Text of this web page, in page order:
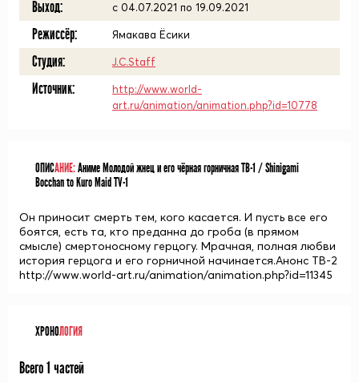
Выход: c 04.07.2021 по 19.09.2021
Режиссёр: Ямакава Ёсики
Студия: J.C.Staff
Источник:
http://www.world-
art.ru/animation/animation.php?id=10778
ОПИСАНИЕ:Аниме Молодой жнец и его чёрная горничная ТВ-1 / Shinigami
Bocchan to Kuro Maid TV-1
Он приносит смерть тем, кого касается. И пусть все его
боятся, есть та, кто преданна до гроба (в прямом
смысле) смертоносному герцогу. Мрачная, полная любви
история герцога и его горничной начинается.Анонс ТВ-2
http://www.world-art.ru/animation/animation.php?id=11345
ХРОНОЛОГИЯ
Всего 1 частей